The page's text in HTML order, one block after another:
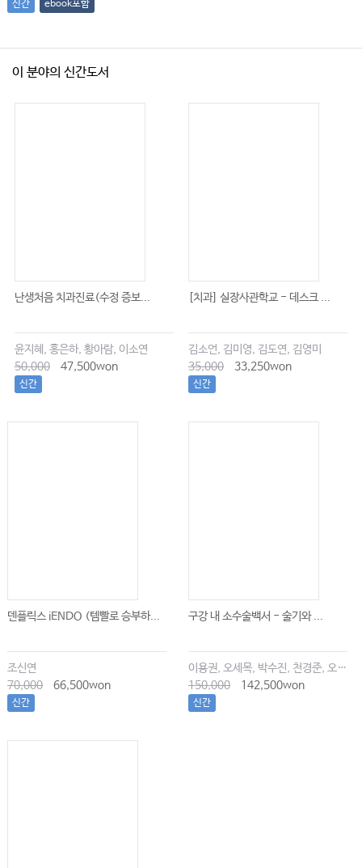
신간 ebook포함
이 분야의 신간도서
난생처음 치과진료(수정 증보...
윤지혜, 홍은하, 황아람, 이소연
50,000
47,500won
신간
[치과] 실장사관학교 - 데스크 ...
김소언, 김미영, 김도연, 김영미
35,000
33,250won
신간
덴플릭스 iENDO (템빨로 승부하...
조신연
70,000
66,500won
신간
구강 내 소수술백서 - 술기와 ...
이용권, 오세목, 박수진, 천경준, 오한솔
150,000
142,500won
신간